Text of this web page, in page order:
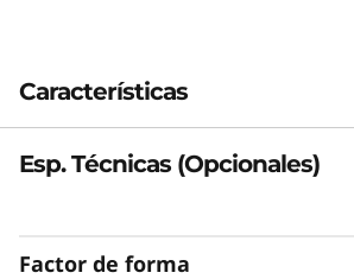
k
S
y
Características
El chasis de expansión
almacenamiento totalmente flash
Esp. Técnicas (Opcionales)
Factor de forma